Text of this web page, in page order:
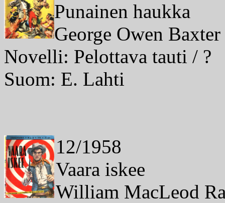
Punainen haukka
George Owen Baxter
Novelli: Pelottava tauti / ?
Suom: E. Lahti
12/1958
Vaara iskee
William MacLeod